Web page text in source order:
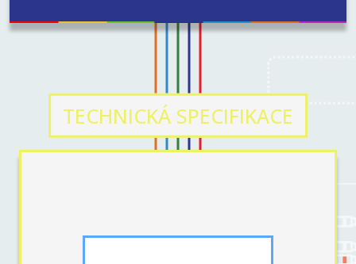
TECHNICKÁ SPECIFIKACE